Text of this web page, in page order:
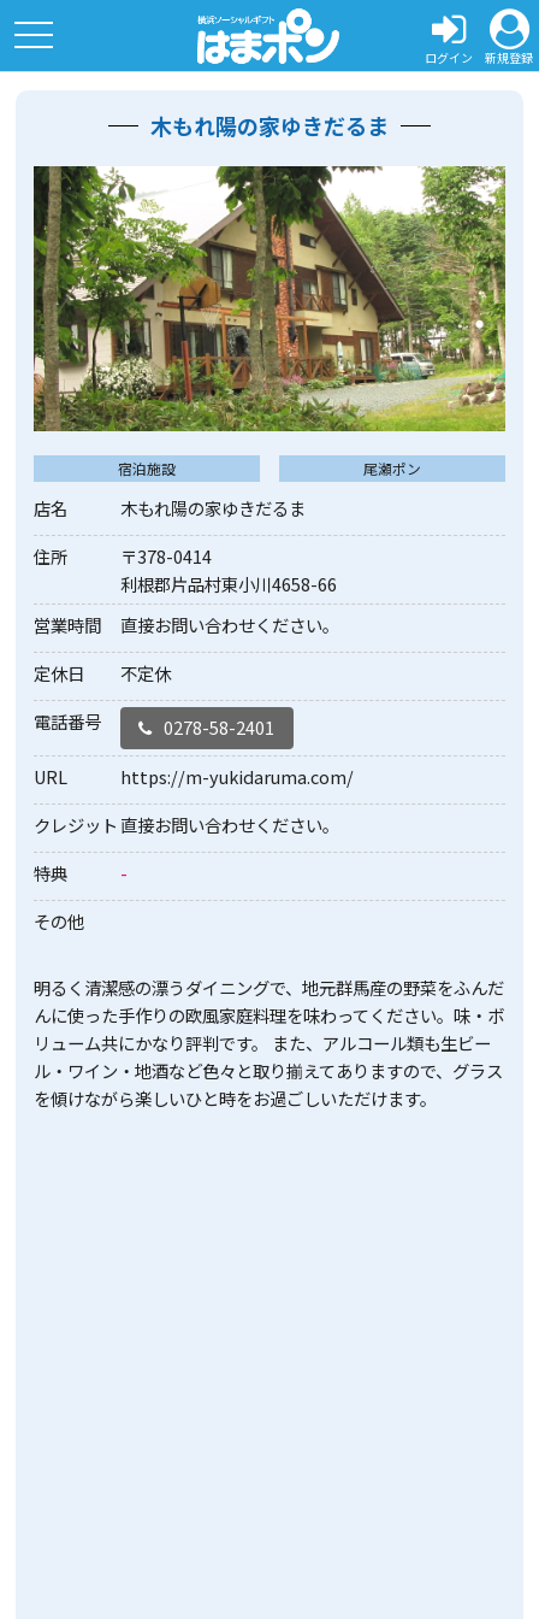
ログイン 新規登録
toggle
navigation
木もれ陽の家ゆきだるま
宿泊施設 尾瀬ポン
店名
木もれ陽の家ゆきだるま
住所
〒378-0414
利根郡片品村東小川4658-66
営業時間
直接お問い合わせください。
定休日
不定休
電話番号
0278-58-2401
URL
https://m-yukidaruma.com/
クレジット 直接お問い合わせください。
特典
-
その他
明るく清潔感の漂うダイニングで、地元群馬産の野菜をふんだ
んに使った手作りの欧風家庭料理を味わってください。味・ボ
リューム共にかなり評判です。 また、アルコール類も生ビー
ル・ワイン・地酒など色々と取り揃えてありますので、グラス
を傾けながら楽しいひと時をお過ごしいただけます。